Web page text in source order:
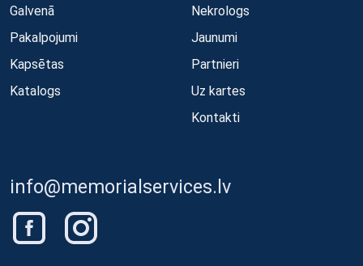
Galvenā
Pakalpojumi
Kapsētas
Katalogs
Nekrologs
Jaunumi
Partnieri
Uz kartes
Kontakti
info@memorialservices.lv